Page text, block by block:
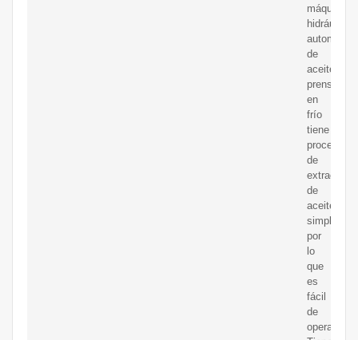
máquina
hidráulica
automática
de
aceite
prensado
en
frío
tiene
de
extracción
de
aceite
simples,
por
lo
que
es
fácil
de
operar.